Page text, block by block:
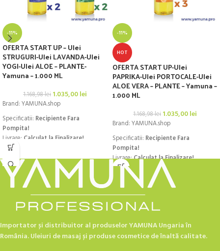
-11%
OFERTA START UP – Ulei
STRUGURI-Ulei LAVANDA-Ulei
YOGI-Ulei ALOE – PLANTE-
Yamuna – 1.000 ML
1.168,98lei 1.035,00lei
Brand: YAMUNA.shop
Specificatii: Recipiente Fara
Pompita!
Livrare: Calculat la Finalizare!
Recipientele NU au pompita!
Poate fi achizitionata aici:CLICK!!!
-11%
HOT
OFERTA START UP-Ulei
PAPRIKA-Ulei PORTOCALE-Ulei
ALOE VERA – PLANTE – Yamuna –
1.000 ML
1.168,98lei 1.035,00lei
Brand: YAMUNA.shop
Specificatii: Recipiente Fara
Pompita!
Livrare:Calculat la Finalizare!
Recipientele NU au pompita!
Poate fi achizitionata aici:
Importator și distribuitor al produselor YAMUNA Ungaria în
România. Uleiuri de masaj și produse cosmetice de înaltă calitate.